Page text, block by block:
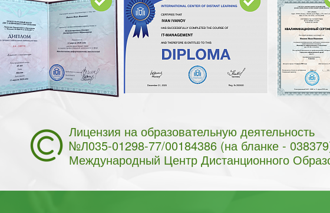
Лицензия на образовательную деятельность
№Л035-01298-77/00184386 (на бланке -
Международный Центр Дистанционного